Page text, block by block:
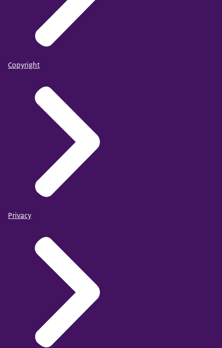
Copyright
Privacy